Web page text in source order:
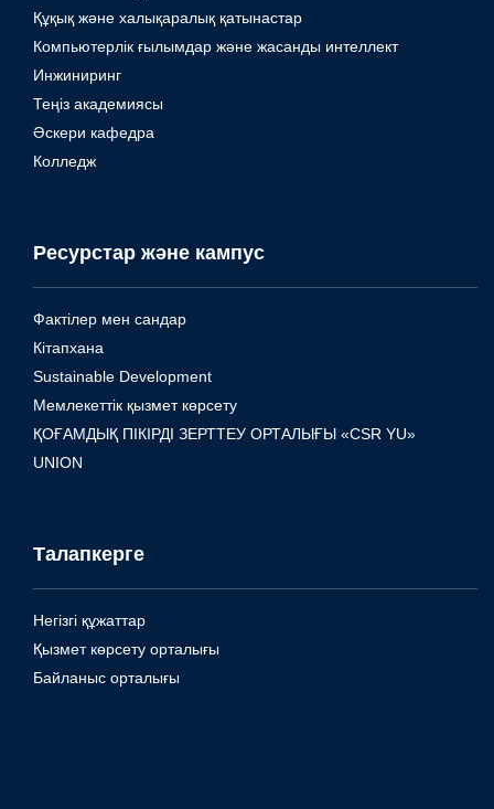
Құқық және халықаралық қатынастар
Компьютерлік ғылымдар және жасанды интеллект
Инжиниринг
Теңіз академиясы
Әскери кафедра
Колледж
Ресурстар және кампус
Фактілер мен сандар
Кітапхана
Sustainable Development
Мемлекеттік қызмет көрсету
ҚОҒАМДЫҚ ПІКІРДІ ЗЕРТТЕУ ОРТАЛЫҒЫ «CSR YU»
UNION
Талапкерге
Негізгі құжаттар
Қызмет көрсету орталығы
Байланыс орталығы